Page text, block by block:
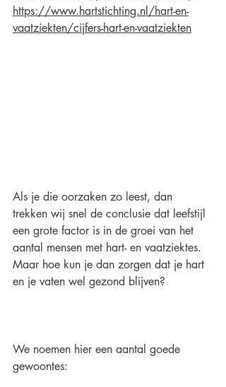
https://www.hartstichting.nl/hart-en-
vaatziekten/cijfers-hart-en-vaatziekten
Als je die oorzaken zo leest, dan
trekken wij snel de conclusie dat leefstijl
een grote factor is in de groei van het
aantal mensen met hart- en vaatziektes.
Maar hoe kun je dan zorgen dat je hart
en je vaten wel gezond blijven?
We noemen hier een aantal goede
gewoontes: